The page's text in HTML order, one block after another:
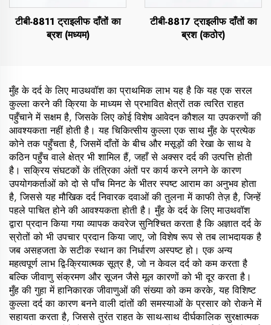
टीबी-8811 ट्राइलीफ दाँतों का
ब्रश (मध्यम)
टीबी-8817 ट्राइलीफ दाँतों का
ब्रश (कठोर)
मुँह के दर्द के लिए माउथवॉश का प्राथमिक लाभ यह है कि यह एक सरल
कुल्ला करने की क्रिया के माध्यम से प्रभावित क्षेत्रों तक त्वरित राहत
पहुँचाने में सक्षम है, जिसके लिए कोई विशेष आवेदन कौशल या उपकरणों की
आवश्यकता नहीं होती है। यह चिकित्सीय कुल्ला एक साथ मुँह के प्रत्येक
कोने तक पहुँचता है, जिसमें दाँतों के बीच और मसूड़ों की रेखा के साथ वे
कठिन पहुँच वाले क्षेत्र भी शामिल हैं, जहाँ से अक्सर दर्द की उत्पत्ति होती
है। सक्रिय संघटकों के तंत्रिका अंतों पर कार्य करने लगने के कारण
उपयोगकर्ताओं को दो से पाँच मिनट के भीतर स्पष्ट आराम का अनुभव होता
है, जिससे यह मौखिक दर्द निवारक दवाओं की तुलना में काफी तेज़ है, जिन्हें
पहले पाचित होने की आवश्यकता होती है। मुँह के दर्द के लिए माउथवॉश
द्वारा प्रदान किया गया व्यापक कवरेज सुनिश्चित करता है कि अज्ञात दर्द के
स्रोतों को भी उपचार प्रदान किया जाए, जो विशेष रूप से तब लाभदायक है
जब असहजता के सटीक स्थान का निर्धारण अस्पष्ट हो। एक अन्य
महत्वपूर्ण लाभ द्वि-क्रियात्मक सूत्र है, जो न केवल दर्द को कम करता है
बल्कि जीवाणु संक्रमण और सूजन जैसे मूल कारणों को भी दूर करता है।
मुँह की गुहा में हानिकारक जीवाणुओं की संख्या को कम करके, यह विशिष्ट
कुल्ला दर्द का कारण बनने वाली दांतों की समस्याओं के प्रसार को रोकने में
सहायता करता है, जिससे तुरंत राहत के साथ-साथ दीर्घकालिक सुरक्षात्मक